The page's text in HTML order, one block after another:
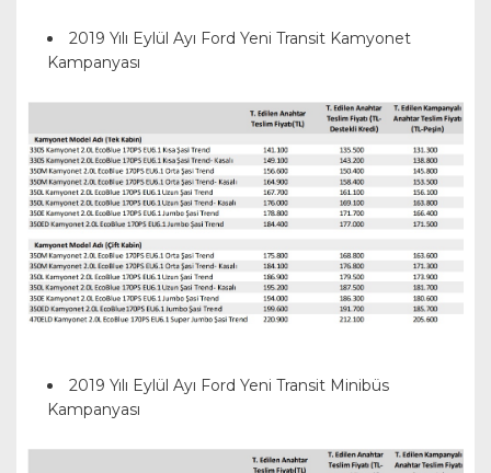
2019 Yılı Eylül Ayı Ford Yeni Transit Kamyonet
Kampanyası
2019 Yılı Eylül Ayı Ford Yeni Transit Minibüs
Kampanyası